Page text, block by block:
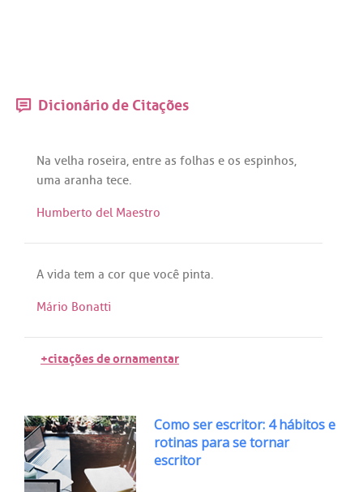
Dicionário de Citações
Na velha roseira, entre as folhas e os espinhos,
uma aranha tece.
Humberto del Maestro
A vida tem a cor que você pinta.
Mário Bonatti
+citações de ornamentar
Como ser escritor: 4 hábitos e
rotinas para se tornar
escritor